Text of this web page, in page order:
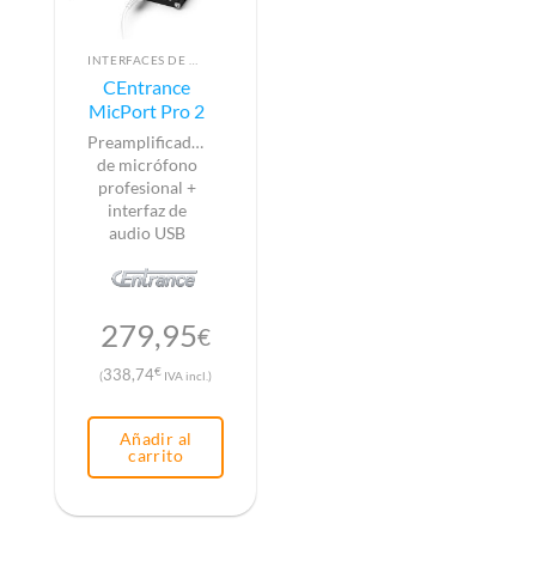
CEntrance
MicPort Pro 2
Preamplificador
de micrófono
profesional +
interfaz de
audio USB
279,95€
(338,74€ IVA incl.)
Añadir al
carrito